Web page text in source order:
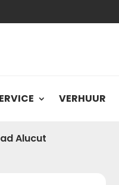
VERHUUR
Alucut